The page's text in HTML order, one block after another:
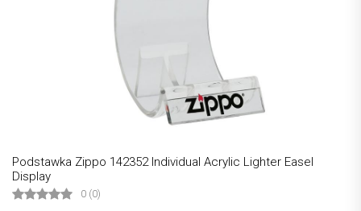
Podstawka Zippo 142352 Individual Acrylic Lighter Easel
Display
0 (0)